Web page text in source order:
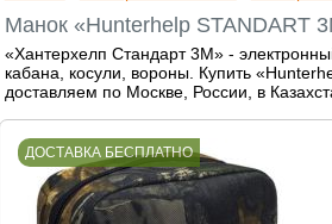
Манок «Hunterhelp STANDART
«Хантерхелп Стандарт 3M» -
кабана, косули, вороны. Купить
доставляем по Москве, России, в
ДОСТАВКА БЕСПЛАТНО